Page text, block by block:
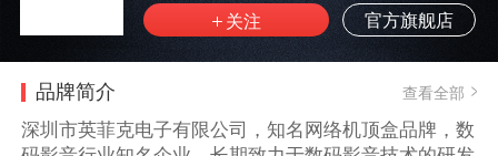
官方旗舰店
品牌简介 查看全部
深圳市英菲克电子有限公司，知名网络机顶盒品牌，数